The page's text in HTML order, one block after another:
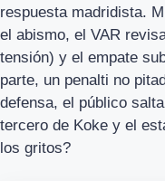
respuesta madridista.
el abismo, el VAR
tensión) y el empate
parte, un penalti no
defensa, el público
tercero de Koke y el
los gritos?